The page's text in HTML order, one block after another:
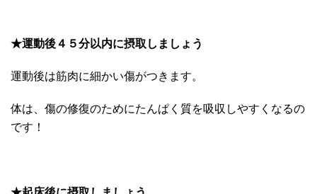
★運動後４５分以内に摂取しましょう
運動後は筋肉に細かい傷がつきます。
体は、傷の修復のためにたんぱく質を吸収しやすくなるの
です！